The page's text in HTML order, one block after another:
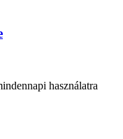
használatra